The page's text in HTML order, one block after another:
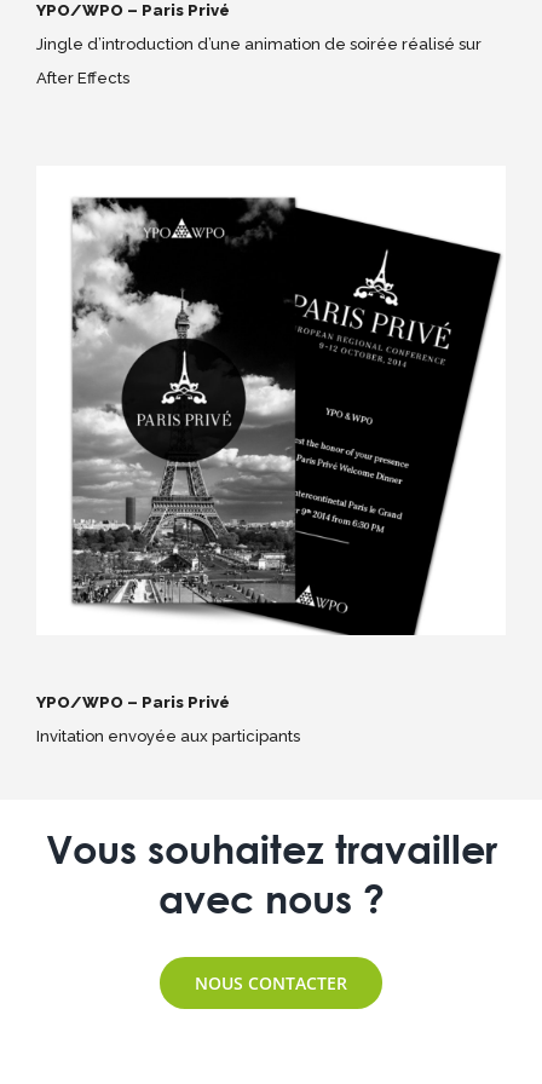
YPO/WPO – Paris Privé
Jingle d’introduction d’une animation de soirée réalisé sur
After Effects
YPO/WPO – Paris Privé
Invitation envoyée aux participants
Vous souhaitez travailler
avec nous ?
NOUS CONTACTER